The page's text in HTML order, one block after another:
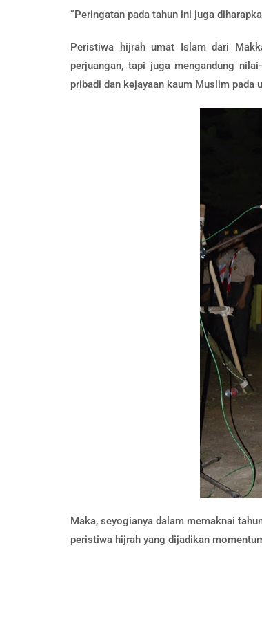
“Peringatan pada tahun ini juga
Peristiwa hijrah umat Islam dari
perjuangan, tapi juga mengandung
pribadi dan kejayaan kaum Muslim pada
Maka, seyogianya dalam memaknai
peristiwa hijrah yang dijadikan